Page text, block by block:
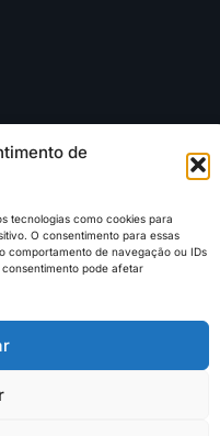
de
tecnologias como cookies para
O consentimento para essas
comportamento de navegação ou IDs
pode afetar